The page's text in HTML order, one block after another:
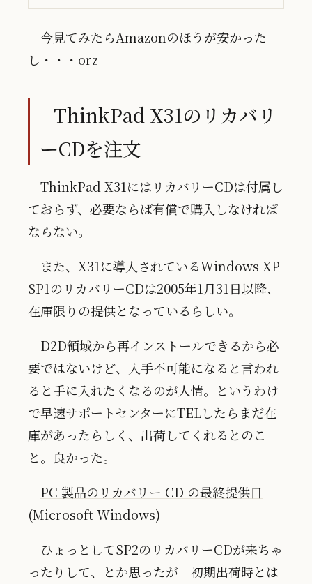
今見てみたらAmazonのほうが安かった
し・・・orz
ThinkPad X31のリカバリ
ーCDを注文
ThinkPad X31にはリカバリーCDは付属し
ておらず、必要ならば有償で購入しなければ
ならない。
また、X31に導入されているWindows XP
SP1のリカバリーCDは2005年1月31日以降、
在庫限りの提供となっているらしい。
D2D領域から再インストールできるから必
要ではないけど、入手不可能になると言われ
ると手に入れたくなるのが人情。というわけ
で早速サポートセンターにTELしたらまだ在
庫があったらしく、出荷してくれるとのこ
と。良かった。
PC 製品のリカバリー CD の最終提供日
(Microsoft Windows)
ひょっとしてSP2のリカバリーCDが来ちゃ
ったりして、とか思ったが「初期出荷時とは